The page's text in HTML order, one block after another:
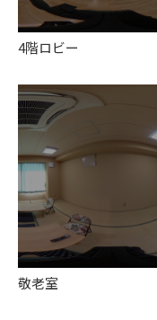
4階ロビー
敬老室